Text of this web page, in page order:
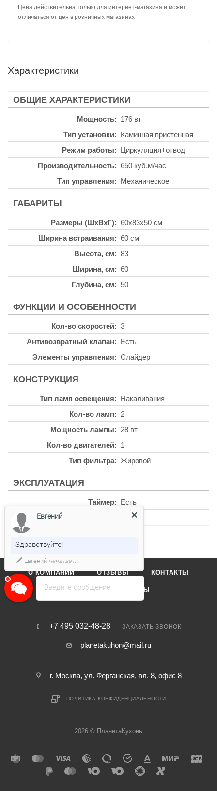
Цена действительна только для интернет-магазина и может
отличаться от цен в розничных магазинах
Характеристики
ОБЩИЕ ХАРАКТЕРИСТИКИ
Мощность
176 вт
Тип установки
Каминная пристенная
Режим работы
Циркуляция+отвод
Производительность
650 куб.м/час
Тип управления
Механическое
ГАБАРИТЫ
Размеры (ШхВхГ)
60x83x50 см
Ширина встраивания
60 см
Высота, см
83
Ширина, см
60
Глубина, см
50
ФУНКЦИИ И ОСОБЕННОСТИ
Кол-во скоростей
3
Антивозвратный клапан
Есть
Элементы управления
Слайдер
КОНСТРУКЦИЯ
Тип ламп освещения
Накаливания
Кол-во ламп
2
Мощность лампы
28 вт
Кол-во двигателей
1
Тип фильтра
Жировой
ЭКСПЛУАТАЦИЯ
Таймер
Есть
62 дб
О КОМПАНИИ ОТЗЫВЫ КОНТАКТЫ
КАТАЛОГ БРЕНДЫ
+7 495 032-48-28 ЗАКАЗАТЬ ЗВОНОК
planetakuhon@mail.ru
г. Москва, ул. Ферганская, вл. 8, офис 8
ПОЛИТИКА КОНФИДЕНЦИАЛЬНОСТИ
2026 © ПланетаКухонь
Введите сообщение
Евгений
Здравствуйте!
Евгенийпечатает...